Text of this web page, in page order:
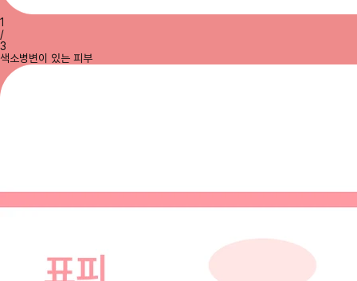
1
/
3
색소병변이 있는 피부